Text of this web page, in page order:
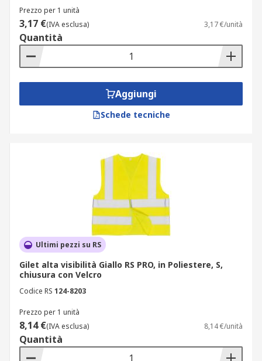
Prezzo per 1 unità
3,17 €(IVA esclusa) 3,17 €/unità
Quantità
Aggiungi
Schede tecniche
Ultimi pezzi su RS
Gilet alta visibilità Giallo RS PRO, in Poliestere, S,
chiusura con Velcro
Codice RS 124-8203
Prezzo per 1 unità
8,14 €(IVA esclusa) 8,14 €/unità
Quantità